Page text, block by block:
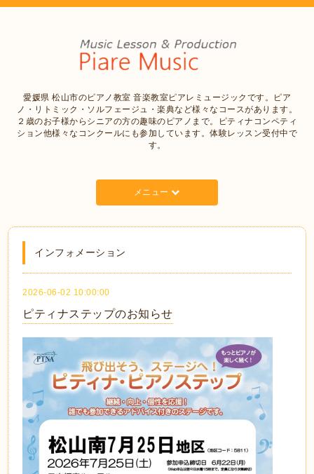
愛媛県 松山市のピアノ教室 音楽教室ピアレミュージックです。ピア
ノ・リトミック・ソルフェージュ・楽典など様々なコースがあります。
２歳のお子様からシニアの方の趣味のピアノまで。ピティナコンペティ
ション他様々なコンクールにも参加しています。体験レッスン受付中で
す。
メニュー
インフォメーション
2026-06-02 10:00:00
ピティナステップのお知らせ